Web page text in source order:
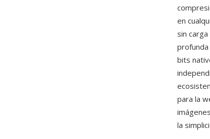
en
sin
bits
para la
la